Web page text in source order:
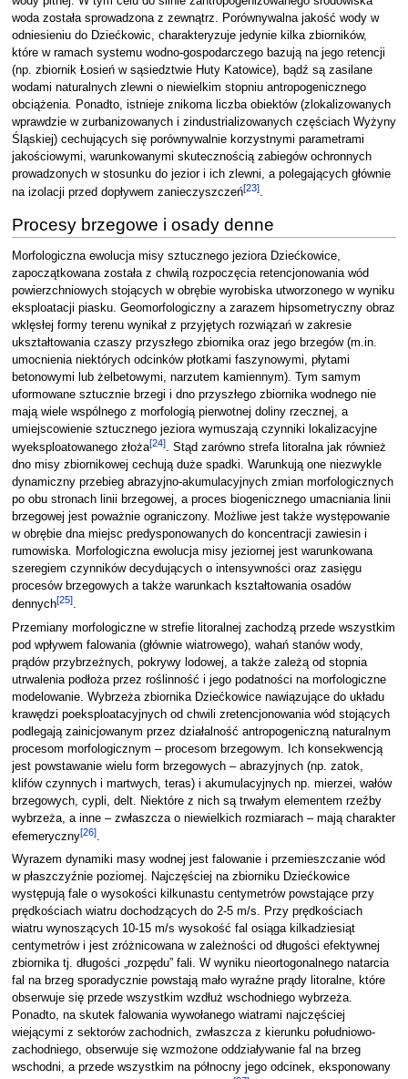
woda została sprowadzona z zewnątrz. Porównywalna jakość wody w
odniesieniu do Dziećkowic, charakteryzuje jedynie kilka zbiorników,
które w ramach systemu wodno-gospodarczego bazują na jego retencji
(np. zbiornik Łosień w sąsiedztwie Huty Katowice), bądź są zasilane
wodami naturalnych zlewni o niewielkim stopniu antropogenicznego
obciążenia. Ponadto, istnieje znikoma liczba obiektów (zlokalizowanych
wprawdzie w zurbanizowanych i zindustrializowanych częściach Wyżyny
Śląskiej) cechujących się porównywalnie korzystnymi parametrami
jakościowymi, warunkowanymi skutecznością zabiegów ochronnych
prowadzonych w stosunku do jezior i ich zlewni, a polegających głównie
na izolacji przed dopływem zanieczyszczeń[23].
Procesy brzegowe i osady denne
Morfologiczna ewolucja misy sztucznego jeziora Dziećkowice,
zapoczątkowana została z chwilą rozpoczęcia retencjonowania wód
powierzchniowych stojących w obrębie wyrobiska utworzonego w wyniku
eksploatacji piasku. Geomorfologiczny a zarazem hipsometryczny obraz
wklęsłej formy terenu wynikał z przyjętych rozwiązań w zakresie
ukształtowania czaszy przyszłego zbiornika oraz jego brzegów (m.in.
umocnienia niektórych odcinków płotkami faszynowymi, płytami
betonowymi lub żelbetowymi, narzutem kamiennym). Tym samym
uformowane sztucznie brzegi i dno przyszłego zbiornika wodnego nie
mają wiele wspólnego z morfologią pierwotnej doliny rzecznej, a
umiejscowienie sztucznego jeziora wymuszają czynniki lokalizacyjne
wyeksploatowanego złoża[24]. Stąd zarówno strefa litoralna jak również
dno misy zbiornikowej cechują duże spadki. Warunkują one niezwykle
dynamiczny przebieg abrazyjno-akumulacyjnych zmian morfologicznych
po obu stronach linii brzegowej, a proces biogenicznego umacniania linii
brzegowej jest poważnie ograniczony. Możliwe jest także występowanie
w obrębie dna miejsc predysponowanych do koncentracji zawiesin i
rumowiska. Morfologiczna ewolucja misy jeziornej jest warunkowana
szeregiem czynników decydujących o intensywności oraz zasięgu
procesów brzegowych a także warunkach kształtowania osadów
dennych[25].
Przemiany morfologiczne w strefie litoralnej zachodzą przede wszystkim
pod wpływem falowania (głównie wiatrowego), wahań stanów wody,
prądów przybrzeżnych, pokrywy lodowej, a także zależą od stopnia
utrwalenia podłoża przez roślinność i jego podatności na morfologiczne
modelowanie. Wybrzeża zbiornika Dziećkowice nawiązujące do układu
krawędzi poeksploatacyjnych od chwili zretencjonowania wód stojących
podlegają zainicjowanym przez działalność antropogeniczną naturalnym
procesom morfologicznym – procesom brzegowym. Ich konsekwencją
jest powstawanie wielu form brzegowych – abrazyjnych (np. zatok,
klifów czynnych i martwych, teras) i akumulacyjnych np. mierzei, wałów
brzegowych, cypli, delt. Niektóre z nich są trwałym elementem rzeźby
wybrzeża, a inne – zwłaszcza o niewielkich rozmiarach – mają charakter
efemeryczny[26].
Wyrazem dynamiki masy wodnej jest falowanie i przemieszczanie wód
w płaszczyźnie poziomej. Najczęściej na zbiorniku Dziećkowice
występują fale o wysokości kilkunastu centymetrów powstające przy
prędkościach wiatru dochodzących do 2-5 m/s. Przy prędkościach
wiatru wynoszących 10-15 m/s wysokość fal osiąga kilkadziesiąt
centymetrów i jest zróżnicowana w zależności od długości efektywnej
zbiornika tj. długości „rozpędu” fali. W wyniku nieortogonalnego natarcia
fal na brzeg sporadycznie powstają mało wyraźne prądy litoralne, które
obserwuje się przede wszystkim wzdłuż wschodniego wybrzeża.
Ponadto, na skutek falowania wywołanego wiatrami najczęściej
wiejącymi z sektorów zachodnich, zwłaszcza z kierunku południowo-
zachodniego, obserwuje się wzmożone oddziaływanie fal na brzeg
wschodni, a przede wszystkim na północny jego odcinek, eksponowany